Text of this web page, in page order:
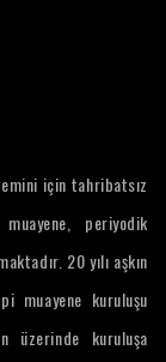
için tahribatsız
periyodik
20 yılı aşkın
muayene kuruluşu
üzerinde kuruluşa